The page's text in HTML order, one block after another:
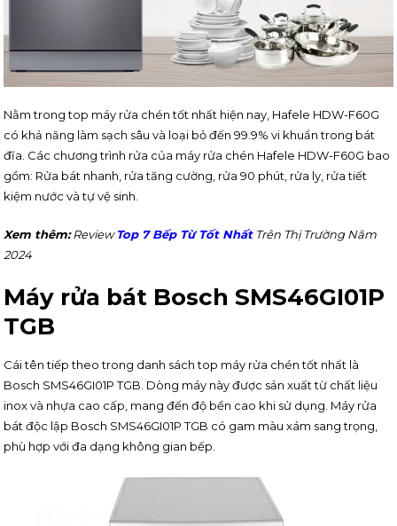
Nằm trong top máy rửa chén tốt nhất hiện nay, Hafele HDW-F60G
có khả năng làm sạch sâu và loại bỏ đến 99.9% vi khuẩn trong bát
đĩa. Các chương trình rửa của máy rửa chén Hafele HDW-F60G bao
gồm: Rửa bát nhanh, rửa tăng cường, rửa 90 phút, rửa ly, rửa tiết
kiệm nước và tự vệ sinh.
Xem thêm:ReviewTop 7 Bếp Từ Tốt NhấtTrên Thị Trường Năm
2024
Máy rửa bát Bosch SMS46GI01P
TGB
Cái tên tiếp theo trong danh sách top máy rửa chén tốt nhất là
Bosch SMS46GI01P TGB. Dòng máy này được sản xuất từ chất liệu
inox và nhựa cao cấp, mang đến độ bền cao khi sử dụng. Máy rửa
bát độc lập Bosch SMS46GI01P TGB có gam màu xám sang trọng,
phù hợp với đa dạng không gian bếp.